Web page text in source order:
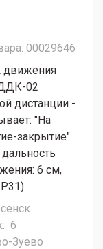
00029646
движения
02
дистанции -
"На
закрытие"
6 см,
6
Зуево